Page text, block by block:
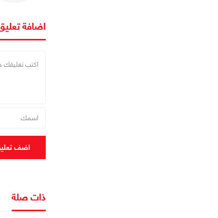
اضافة
اضف
ذات صلة